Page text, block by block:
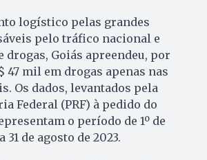
logístico pelas grandes
pelo tráfico nacional e
Goiás apreendeu, por
47 mil em drogas apenas nas
Os dados, levantados pela
Federal (PRF) à pedido do
o período de 1º de
31 de agosto de 2023.